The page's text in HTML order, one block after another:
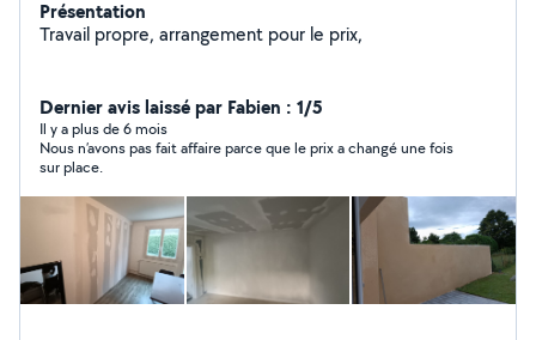
Présentation
Travail propre, arrangement pour le prix,
Dernier avis laissé par Fabien : 1/5
Il y a plus de 6 mois
Nous n’avons pas fait affaire parce que le prix a changé une fois
sur place.